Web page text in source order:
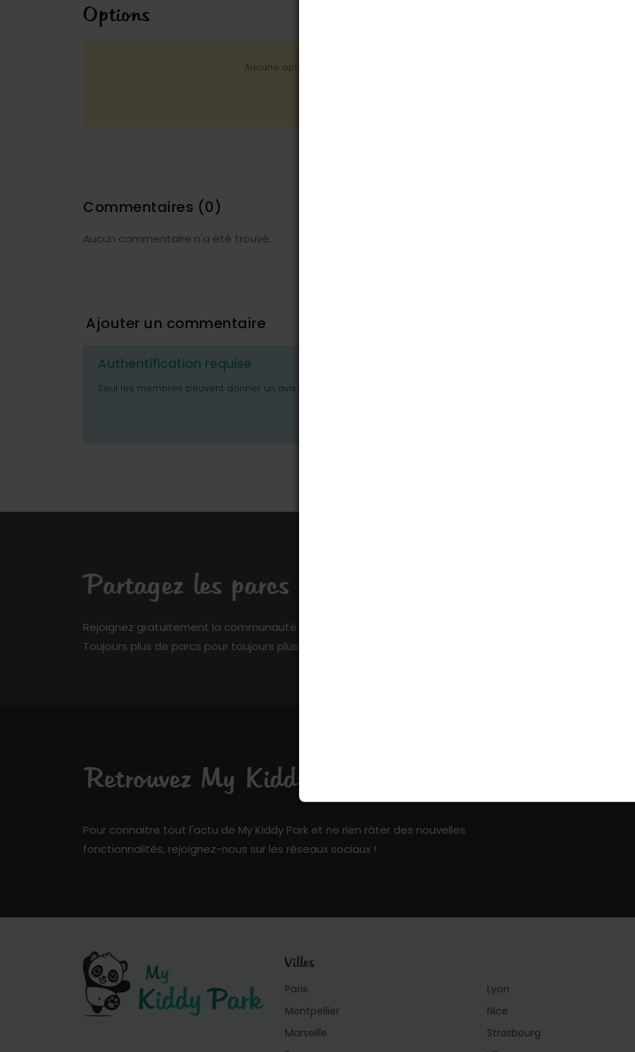
Options
Aucune option n'a été entrée sur ce parc.
Commentaires (0)
Aucun commentaire n'a été trouvé.
Ajouter un commentaire
Authentification requise
Seul les membres peuvent donner un avis ou poser des questions.
Partagez les parcs que vous connaissez
Rejoignez gratuitement la communauté de My Kiddy Park et ajoutez votre pierre à l’édifice !
Toujours plus de parcs pour toujours plus de fun !
Retrouvez My Kiddy Park sur les réseaux sociaux !
Pour connaitre tout l'actu de My Kiddy Park et ne rien râter des nouvelles
fonctionnalités, rejoignez-nous sur les réseaux sociaux !
Villes
Paris
Montpellier
Marseille
Lyon
Nice
Strasbourg